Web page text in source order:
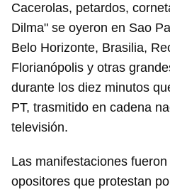
Cacerolas, petardos,
Dilma" se oyeron en Sao
Belo Horizonte, Brasilia,
Florianópolis y otras
durante los diez minutos
PT, trasmitido en cadena
televisión.
Las manifestaciones
opositores que protestan